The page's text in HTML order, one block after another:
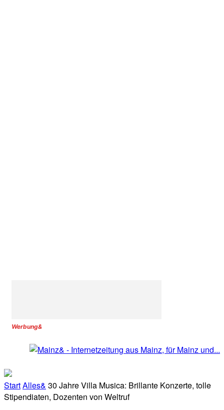
Werbung&
StartAlles& 30 Jahre Villa Musica: Brillante Konzerte, tolle
Stipendiaten, Dozenten von Weltruf